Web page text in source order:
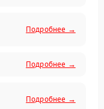
Подробнее →
Подробнее →
Подробнее →